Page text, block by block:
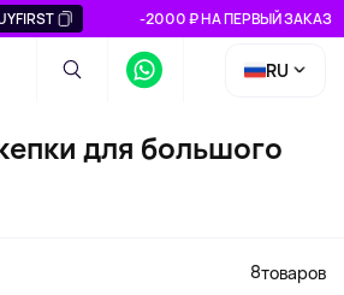
-2000 ₽ НА ПЕРВЫЙ ЗАКАЗ
RU
для большого
8товаров